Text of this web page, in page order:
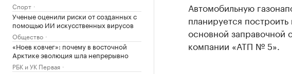
Спорт
Ученые оценили риски от созданных с
помощью ИИ искусственных вирусов
Общество
«Ноев ковчег»: почему в восточной
Арктике эволюция шла непрерывно
РБК и УК Первая
Автомобильную
планируется
основной заправочной
компании «АТП № 5».